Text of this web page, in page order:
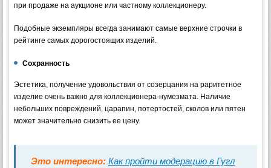
при продаже на аукционе или частному коллекционеру.
Подобные экземпляры всегда занимают самые верхние строчки в
рейтинге самых дорогостоящих изделий.
Сохранность
Эстетика, получение удовольствия от созерцания на раритетное
изделие очень важно для коллекционера-нумезмата. Наличие
небольших повреждений, царапин, потертостей, сколов или пятен
может значительно снизить ее цену.
Это интересно: Как пройти модерацию в Гугл